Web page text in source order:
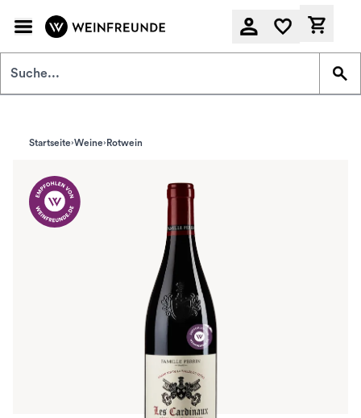
Startseite Weine Rotwein